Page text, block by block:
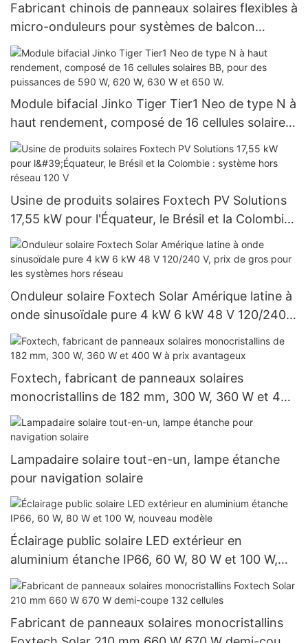
Fabricant chinois de panneaux solaires flexibles à
micro-onduleurs pour systèmes de balcon
Foxtech
Module bifacial Jinko Tiger Tier1 Neo de type N à
haut rendement, composé de 16 cellules solaires
BB, pour des puissances de 590 W, 620 W, 630 W
et 650 W.
Usine de produits solaires Foxtech PV Solutions
17,55 kW pour l'Équateur, le Brésil et la Colombie :
système hors réseau 120 V
Onduleur solaire Foxtech Solar Amérique latine à
onde sinusoïdale pure 4 kW 6 kW 48 V 120/240
V, prix de gros pour les systèmes hors réseau
Foxtech, fabricant de panneaux solaires
monocristallins de 182 mm, 300 W, 360 W et 400
W à prix avantageux
Lampadaire solaire tout-en-un, lampe étanche
pour navigation solaire
Éclairage public solaire LED extérieur en
aluminium étanche IP66, 60 W, 80 W et 100 W,
nouveau modèle
Fabricant de panneaux solaires monocristallins